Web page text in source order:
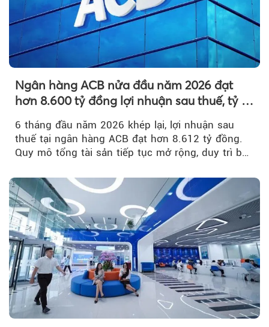
Ngân hàng ACB nửa đầu năm 2026 đạt
hơn 8.600 tỷ đồng lợi nhuận sau thuế, tỷ lệ
6 tháng đầu năm 2026 khép lại, lợi nhuận sau
thuế tại ngân hàng ACB đạt hơn 8.612 tỷ đồng.
Quy mô tổng tài sản tiếp tục mở rộng, duy trì bộ